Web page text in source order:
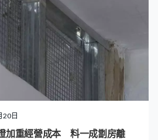
20日
加重經營成本 料一成劏房離